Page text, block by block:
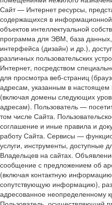
Сайт — Интернет ресурсы,
содержащихся в
объектов интеллектуальной
программа для ЭВМ, база
интерфейса (дизайн) и др.),
различных пользовательских
Интернет, посредством
для просмотра веб-страниц
адресам, указанным в настоящем
(включая домены следующих
адресам). Пользователь —
том числе Сайта.
соглашение и иные правила и
работу Сайта. Сервисы —
услуги, инструменты, доступные
Владельцев на сайтах.
сообщение с предложением об
(включая контактную
сопутствующую информацию),
адресованное неопределенному